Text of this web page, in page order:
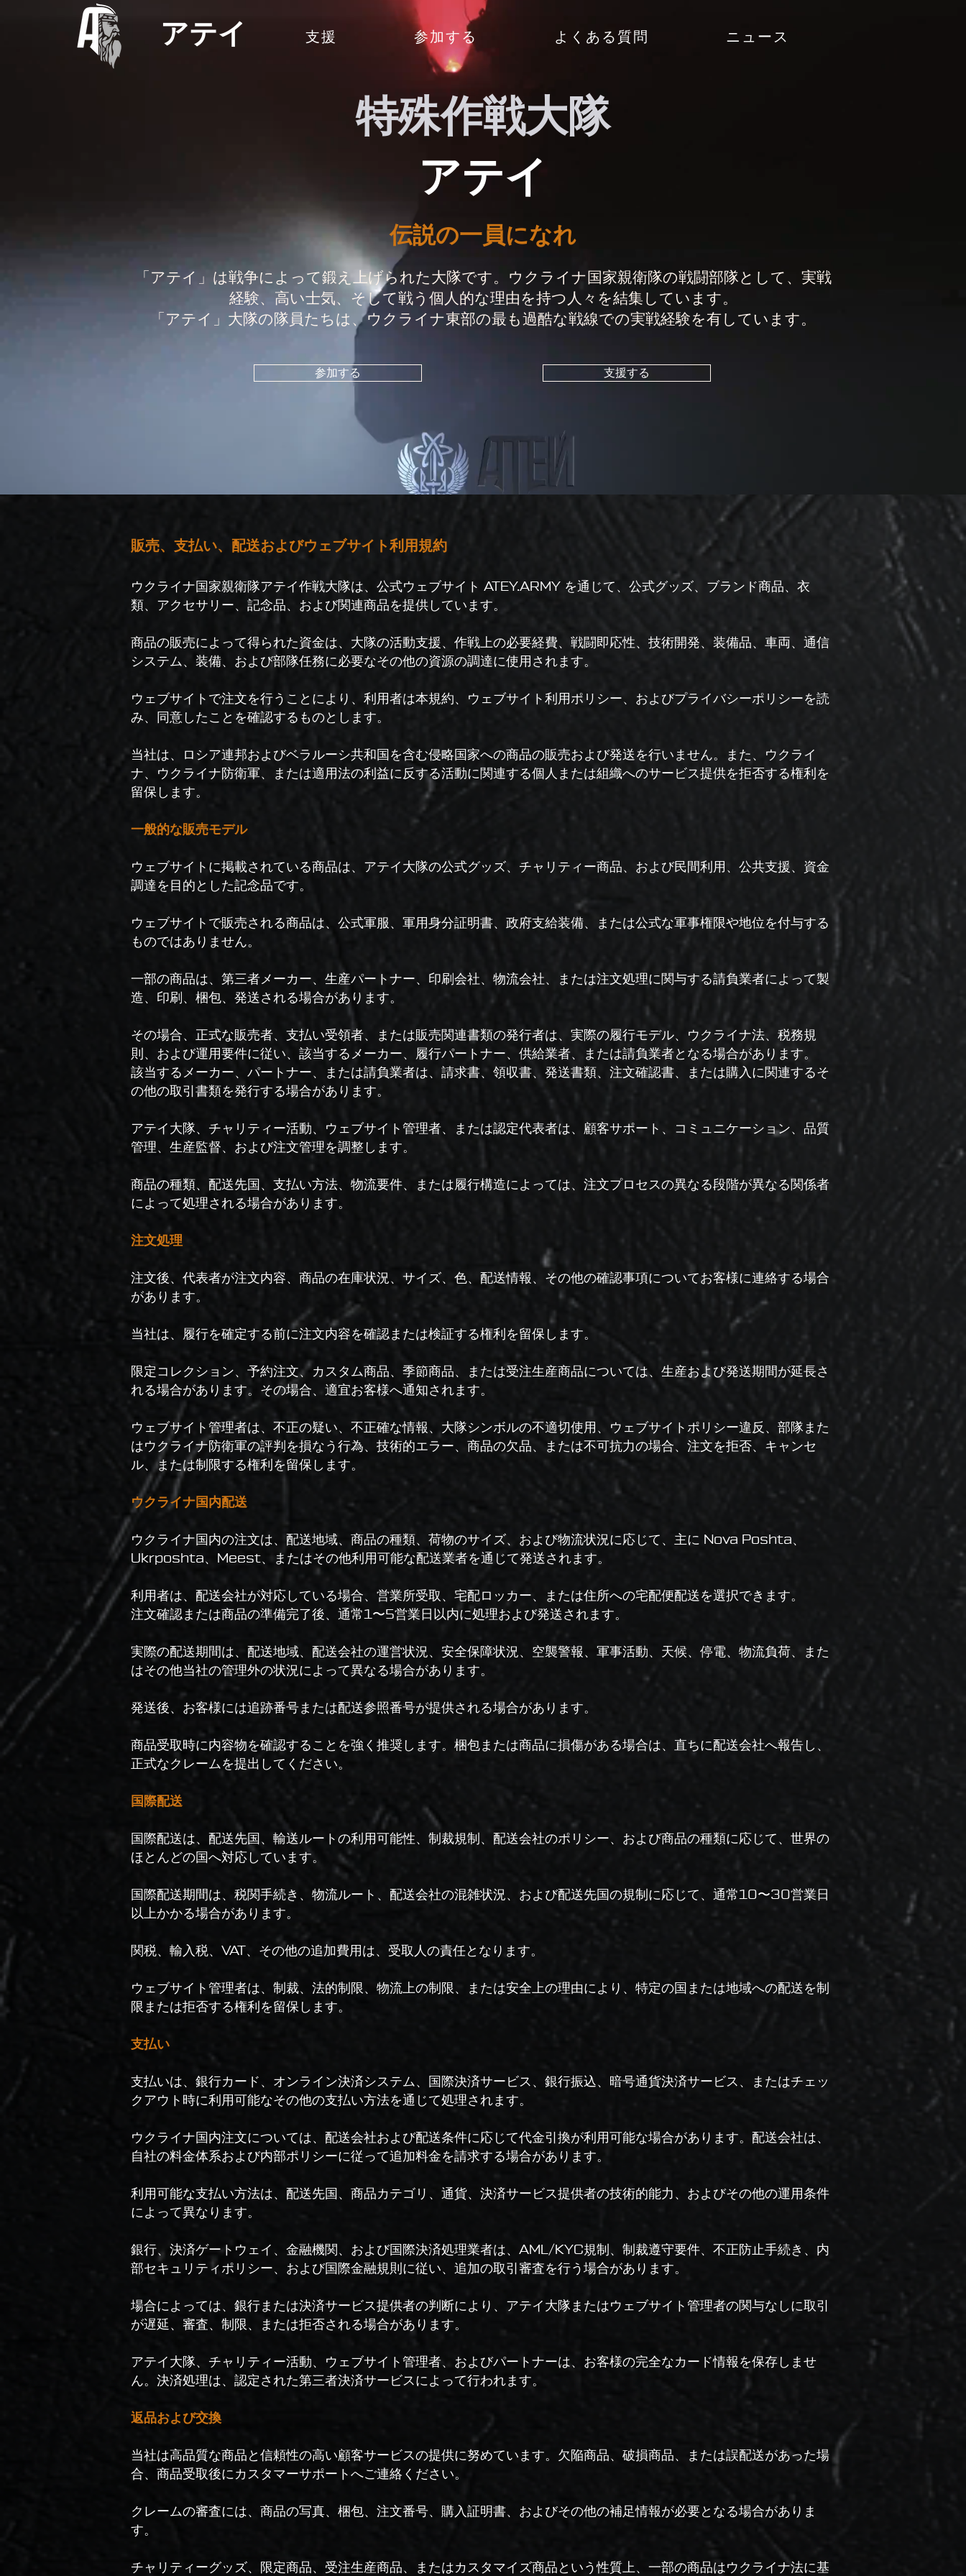
アテイ 支援 参加する よくある質問 ニュース
特殊作戦大隊
アテイ
伝説の一員になれ
「アテイ」は戦争によって鍛え上げられた大隊です。ウクライナ国家親衛隊の戦闘部隊として、実戦
経験、高い士気、そして戦う個人的な理由を持つ人々を結集しています。
「アテイ」大隊の隊員たちは、ウクライナ東部の最も過酷な戦線での実戦経験を有しています。
参加する 支援する
販売、支払い、配送およびウェブサイト利用規約
ウクライナ国家親衛隊アテイ作戦大隊は、公式ウェブサイト ATEY.ARMY を通じて、公式グッズ、ブランド商品、衣
類、アクセサリー、記念品、および関連商品を提供しています。
商品の販売によって得られた資金は、大隊の活動支援、作戦上の必要経費、戦闘即応性、技術開発、装備品、車両、通信
システム、装備、および部隊任務に必要なその他の資源の調達に使用されます。
ウェブサイトで注文を行うことにより、利用者は本規約、ウェブサイト利用ポリシー、およびプライバシーポリシーを読
み、同意したことを確認するものとします。
当社は、ロシア連邦およびベラルーシ共和国を含む侵略国家への商品の販売および発送を行いません。また、ウクライ
ナ、ウクライナ防衛軍、または適用法の利益に反する活動に関連する個人または組織へのサービス提供を拒否する権利を
留保します。
一般的な販売モデル
ウェブサイトに掲載されている商品は、アテイ大隊の公式グッズ、チャリティー商品、および民間利用、公共支援、資金
調達を目的とした記念品です。
ウェブサイトで販売される商品は、公式軍服、軍用身分証明書、政府支給装備、または公式な軍事権限や地位を付与する
ものではありません。
一部の商品は、第三者メーカー、生産パートナー、印刷会社、物流会社、または注文処理に関与する請負業者によって製
造、印刷、梱包、発送される場合があります。
その場合、正式な販売者、支払い受領者、または販売関連書類の発行者は、実際の履行モデル、ウクライナ法、税務規
則、および運用要件に従い、該当するメーカー、履行パートナー、供給業者、または請負業者となる場合があります。
該当するメーカー、パートナー、または請負業者は、請求書、領収書、発送書類、注文確認書、または購入に関連するそ
の他の取引書類を発行する場合があります。
アテイ大隊、チャリティー活動、ウェブサイト管理者、または認定代表者は、顧客サポート、コミュニケーション、品質
管理、生産監督、および注文管理を調整します。
商品の種類、配送先国、支払い方法、物流要件、または履行構造によっては、注文プロセスの異なる段階が異なる関係者
によって処理される場合があります。
注文処理
注文後、代表者が注文内容、商品の在庫状況、サイズ、色、配送情報、その他の確認事項についてお客様に連絡する場合
があります。
当社は、履行を確定する前に注文内容を確認または検証する権利を留保します。
限定コレクション、予約注文、カスタム商品、季節商品、または受注生産商品については、生産および発送期間が延長さ
れる場合があります。その場合、適宜お客様へ通知されます。
ウェブサイト管理者は、不正の疑い、不正確な情報、大隊シンボルの不適切使用、ウェブサイトポリシー違反、部隊また
はウクライナ防衛軍の評判を損なう行為、技術的エラー、商品の欠品、または不可抗力の場合、注文を拒否、キャンセ
ル、または制限する権利を留保します。
ウクライナ国内配送
ウクライナ国内の注文は、配送地域、商品の種類、荷物のサイズ、および物流状況に応じて、主に Nova Poshta、
Ukrposhta、Meest、またはその他利用可能な配送業者を通じて発送されます。
利用者は、配送会社が対応している場合、営業所受取、宅配ロッカー、または住所への宅配便配送を選択できます。
注文確認または商品の準備完了後、通常1〜5営業日以内に処理および発送されます。
実際の配送期間は、配送地域、配送会社の運営状況、安全保障状況、空襲警報、軍事活動、天候、停電、物流負荷、また
はその他当社の管理外の状況によって異なる場合があります。
発送後、お客様には追跡番号または配送参照番号が提供される場合があります。
商品受取時に内容物を確認することを強く推奨します。梱包または商品に損傷がある場合は、直ちに配送会社へ報告し、
正式なクレームを提出してください。
国際配送
国際配送は、配送先国、輸送ルートの利用可能性、制裁規制、配送会社のポリシー、および商品の種類に応じて、世界の
ほとんどの国へ対応しています。
国際配送期間は、税関手続き、物流ルート、配送会社の混雑状況、および配送先国の規制に応じて、通常10〜30営業日
以上かかる場合があります。
関税、輸入税、VAT、その他の追加費用は、受取人の責任となります。
ウェブサイト管理者は、制裁、法的制限、物流上の制限、または安全上の理由により、特定の国または地域への配送を制
限または拒否する権利を留保します。
支払い
支払いは、銀行カード、オンライン決済システム、国際決済サービス、銀行振込、暗号通貨決済サービス、またはチェッ
クアウト時に利用可能なその他の支払い方法を通じて処理されます。
ウクライナ国内注文については、配送会社および配送条件に応じて代金引換が利用可能な場合があります。配送会社は、
自社の料金体系および内部ポリシーに従って追加料金を請求する場合があります。
利用可能な支払い方法は、配送先国、商品カテゴリ、通貨、決済サービス提供者の技術的能力、およびその他の運用条件
によって異なります。
銀行、決済ゲートウェイ、金融機関、および国際決済処理業者は、AML/KYC規制、制裁遵守要件、不正防止手続き、内
部セキュリティポリシー、および国際金融規則に従い、追加の取引審査を行う場合があります。
場合によっては、銀行または決済サービス提供者の判断により、アテイ大隊またはウェブサイト管理者の関与なしに取引
が遅延、審査、制限、または拒否される場合があります。
アテイ大隊、チャリティー活動、ウェブサイト管理者、およびパートナーは、お客様の完全なカード情報を保存しませ
ん。決済処理は、認定された第三者決済サービスによって行われます。
返品および交換
当社は高品質な商品と信頼性の高い顧客サービスの提供に努めています。欠陥商品、破損商品、または誤配送があった場
合、商品受取後にカスタマーサポートへご連絡ください。
クレームの審査には、商品の写真、梱包、注文番号、購入証明書、およびその他の補足情報が必要となる場合がありま
す。
チャリティーグッズ、限定商品、受注生産商品、またはカスタマイズ商品という性質上、一部の商品はウクライナ法に基